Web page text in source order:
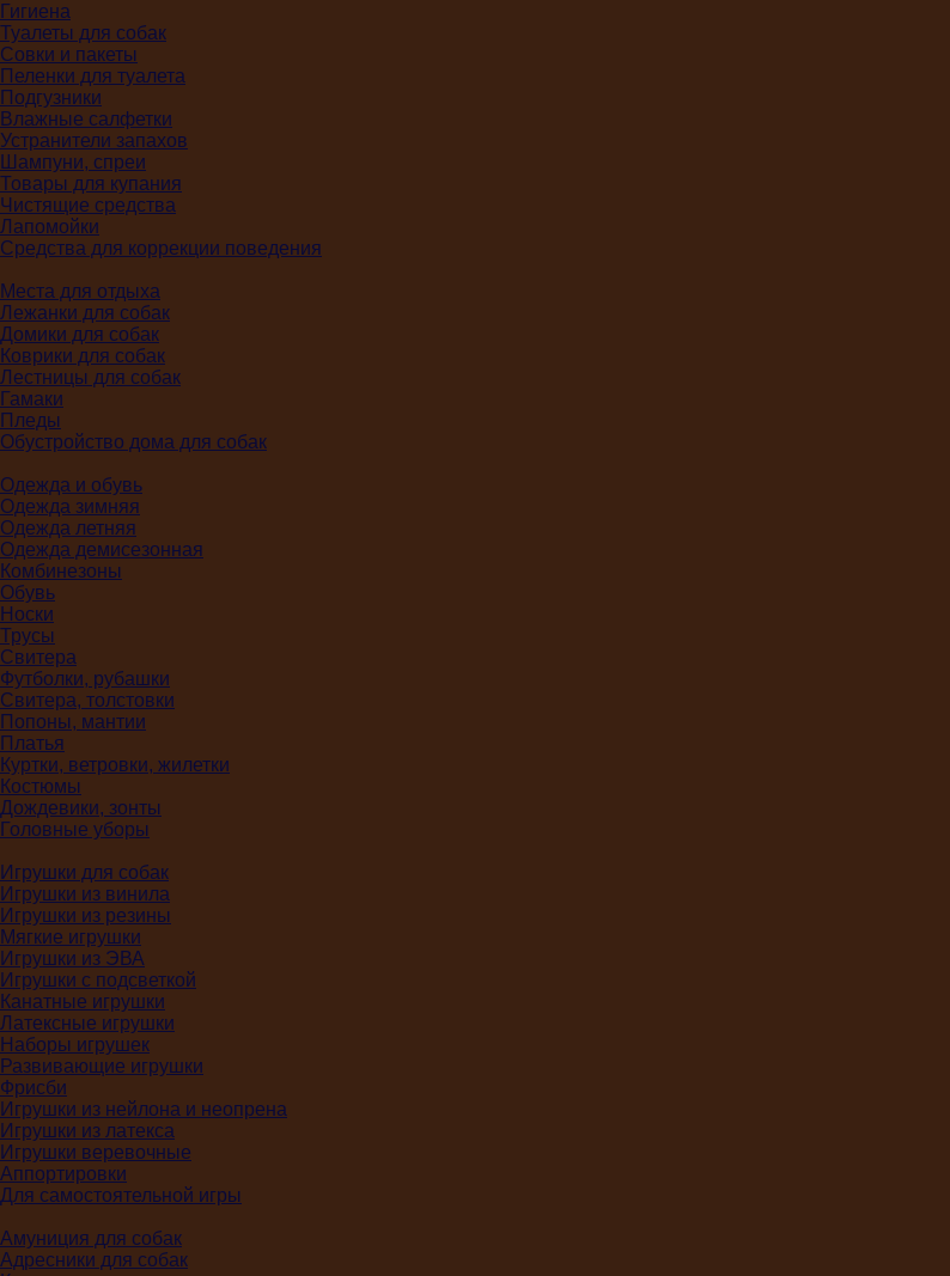
Гигиена
Туалеты для собак
Совки и пакеты
Пеленки для туалета
Подгузники
Влажные салфетки
Устранители запахов
Шампуни, спреи
Товары для купания
Чистящие средства
Лапомойки
Средства для коррекции поведения
Места для отдыха
Лежанки для собак
Домики для собак
Коврики для собак
Лестницы для собак
Гамаки
Пледы
Обустройство дома для собак
Одежда и обувь
Одежда зимняя
Одежда летняя
Одежда демисезонная
Комбинезоны
Обувь
Носки
Трусы
Свитера
Футболки, рубашки
Свитера, толстовки
Попоны, мантии
Платья
Куртки, ветровки, жилетки
Костюмы
Дождевики, зонты
Головные уборы
Игрушки для собак
Игрушки из винила
Игрушки из резины
Мягкие игрушки
Игрушки из ЭВА
Игрушки с подсветкой
Канатные игрушки
Латексные игрушки
Наборы игрушек
Развивающие игрушки
Фрисби
Игрушки из нейлона и неопрена
Игрушки из латекса
Игрушки веревочные
Аппортировки
Для самостоятельной игры
Амуниция для собак
Адресники для собак